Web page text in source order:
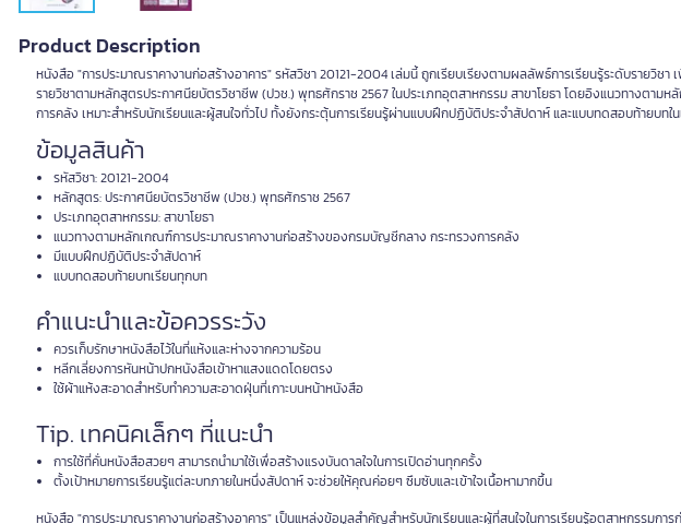
Product Description
หนังสือ "การประมาณราคางานก่อสร้างอาคาร" รหัสวิชา 20121-2004 เล่มนี้ ถูกเรียบเรียงตามผลลัพธ์การเรียนรู้ระดับรายวิช
รายวิชาตามหลักสูตรประกาศนียบัตรวิชาชีพ (ปวช.) พุทธศักราช 2567 ในประเภทอุตสาหกรรม สาขาโยธา โดยอิงแนวทางตา
การคลัง เหมาะสำหรับนักเรียนและผู้สนใจทั่วไป ทั้งยังกระตุ้นการเรียนรู้ผ่านแบบฝึกปฏิบัติประจำสัปดาห์ และแบบทดสอบท้ายบทใ
ข้อมูลสินค้า
รหัสวิชา: 20121-2004
หลักสูตร: ประกาศนียบัตรวิชาชีพ (ปวช.) พุทธศักราช 2567
ประเภทอุตสาหกรรม: สาขาโยธา
แนวทางตามหลักเกณฑ์การประมาณราคางานก่อสร้างของกรมบัญชีกลาง กระทรวงการคลัง
มีแบบฝึกปฏิบัติประจำสัปดาห์
แบบทดสอบท้ายบทเรียนทุกบท
คำแนะนำและข้อควรระวัง
ควรเก็บรักษาหนังสือไว้ในที่แห้งและห่างจากความร้อน
หลีกเลี่ยงการหันหน้าปกหนังสือเข้าหาแสงแดดโดยตรง
ใช้ผ้าแห้งสะอาดสำหรับทำความสะอาดฝุ่นที่เกาะบนหน้าหนังสือ
Tip. เทคนิคเล็กๆ ที่แนะนำ
การใช้ที่คั่นหนังสือสวยๆ สามารถนำมาใช้เพื่อสร้างแรงบันดาลใจในการเปิดอ่านทุกครั้ง
ตั้งเป้าหมายการเรียนรู้แต่ละบทภายในหนึ่งสัปดาห์ จะช่วยให้คุณค่อยๆ ซึมซับและเข้าใจเนื้อหามากขึ้น
หนังสือ "การประมาณราคางานก่อสร้างอาคาร" เป็นแหล่งข้อมูลสำคัญสำหรับนักเรียนและผู้ที่สนใจในการเรียนรู้อุตสาหกรรมการ